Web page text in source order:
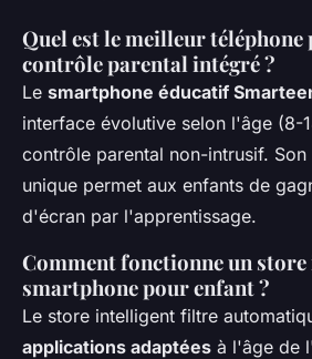
Quel est le meilleur téléphone
contrôle parental intégré ?
Le smartphone éducatif
interface évolutive selon l'âge (8-
contrôle parental non-intrusif.
unique permet aux enfants de
d'écran par l'apprentissage.
Comment fonctionne un
smartphone pour enfant ?
Le store intelligent filtre
applications adaptées à l'âge de